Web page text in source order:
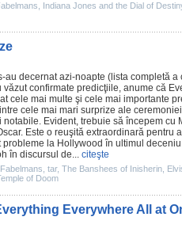
Indiana Jones and the Dial of
au decernat azi-noapte (lista completă a
văzut confirmate predicţiile, anume că
cele mai multe şi cele mai importante
cele mai mari surprize ale
notabile. Evident, trebuie să începem cu
. Este o reuşită extraordinară pentru
probleme la Hollywood în ultimul
în discursul de... citeşte
tar, The Banshees of Inisherin
of Doom
Everywhere All at